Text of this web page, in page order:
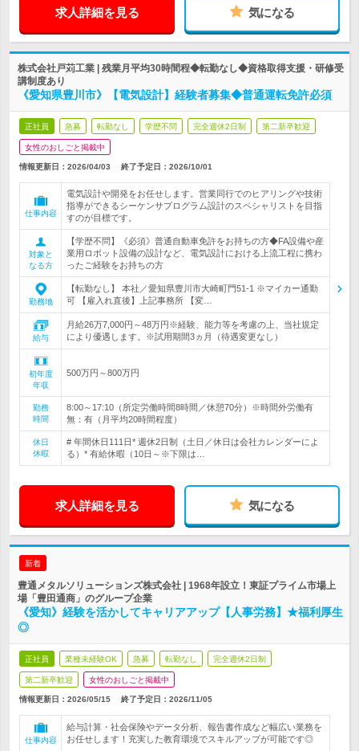
求人詳細を見る 気になる
株式会社戸苅工業 | 残業月平均30時間程◆転勤なし◆資格取得支援・研修受
講制度あり
《愛知県豊川市》【電気設計】経験者募集◆普通運転免許必須
正社員 急募 転勤なし 学歴不問 完全週休2日制 第二新卒歓迎
女性のおしごと掲載中
情報更新日：2026/04/03 終了予定日： 2026/10/01
仕事内容
電気設計や開発をお任せします。営業同行でのヒアリングや技術
指導ができるシーケンサプログラム設計のスペシャリストを目指
すのが目標です。
対象と
なる方
【学歴不問】《必須》普通自動車免許をお持ちの方◆FA設備や産
業用ロボット設備の設計など、電気設計における上流工程に携わ
ったご経験をお持ちの方
勤務地
【転勤なし】 本社／愛知県豊川市大崎町門51-1 ※マイカー通勤
可 【雇入れ直後】上記事務所 【変…
給与
月給26万7,000円～48万円※経験、能力等を考慮の上、当社規定
により優遇します。※試用期間3ヵ月（待遇変更なし）
初年度
年収
500万円～800万円
勤務
時間
8:00～17:10（所定労働時間8時間／休憩70分）※時間外労働有
無：有（月平均20時間程度）
休日
休暇
# 年間休日111日* 週休2日制（土日／休日は会社カレンダーによ
る）* 有給休暇（10日～※下限は…
求人詳細を見る 気になる
新着
豊通メタルソリューションズ株式会社 | 1968年設立！東証プライム市場上
場「豊田通商」のグループ企業
《愛知》経験を活かしてキャリアアップ【人事労務】★福利厚生
◎
正社員 業種未経験OK 急募 転勤なし 完全週休2日制
第二新卒歓迎 女性のおしごと掲載中
情報更新日：2026/05/15 終了予定日： 2026/11/05
仕事内容
給与計算・社会保険やデータ分析、報告書作成など幅広い業務を
お任せします！充実した教育環境でスキルアップが可能です◎